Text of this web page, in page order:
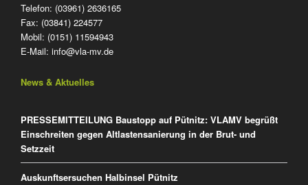
Telefon: (03961) 2636165
Fax: (03841) 224577
Mobil: (0151) 11594943
E-Mail: info@vla-mv.de
News & Aktuelles
PRESSEMITTEILUNG Baustopp auf Pütnitz: VLAMV begrüßt
Einschreiten gegen Altlastensanierung in der Brut- und
Setzzeit
Auskunftsersuchen Halbinsel Pütnitz